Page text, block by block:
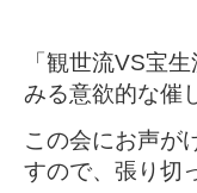
「観世流VS宝
みる意欲的な催
この会にお声が
すので、張り切